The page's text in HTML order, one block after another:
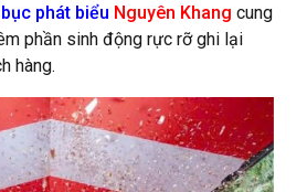
phát biểu Nguyên Khang cung
phần sinh động rực rỡ ghi lại
hàng.